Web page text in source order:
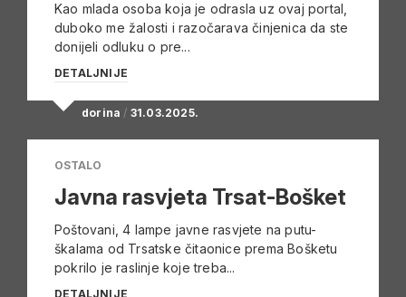
Kao mlada osoba koja je odrasla uz ovaj portal,
duboko me žalosti i razočarava činjenica da ste
donijeli odluku o pre...
DETALJNIJE
dorina / 31.03.2025.
OSTALO
Javna rasvjeta Trsat-Bošket
Poštovani, 4 lampe javne rasvjete na putu-
škalama od Trsatske čitaonice prema Bošketu
pokrilo je raslinje koje treba...
DETALJNIJE